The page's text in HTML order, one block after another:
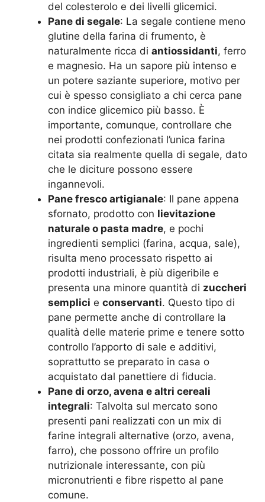
del colesterolo e dei livelli glicemici.
Pane di segale: La segale contiene meno
glutine della farina di frumento, è
naturalmente ricca di antiossidanti, ferro
e magnesio. Ha un sapore più intenso e
un potere saziante superiore, motivo per
cui è spesso consigliato a chi cerca pane
con indice glicemico più basso. È
importante, comunque, controllare che
nei prodotti confezionati l’unica farina
citata sia realmente quella di segale, dato
che le diciture possono essere
ingannevoli.
Pane fresco artigianale: Il pane appena
sfornato, prodotto con lievitazione
naturale o pasta madre, e pochi
ingredienti semplici (farina, acqua, sale),
risulta meno processato rispetto ai
prodotti industriali, è più digeribile e
presenta una minore quantità di zuccheri
semplici e conservanti. Questo tipo di
pane permette anche di controllare la
qualità delle materie prime e tenere sotto
controllo l’apporto di sale e additivi,
soprattutto se preparato in casa o
acquistato dal panettiere di fiducia.
Pane di orzo, avena e altri cereali
integrali: Talvolta sul mercato sono
presenti pani realizzati con un mix di
farine integrali alternative (orzo, avena,
farro), che possono offrire un profilo
nutrizionale interessante, con più
micronutrienti e fibre rispetto al pane
comune.